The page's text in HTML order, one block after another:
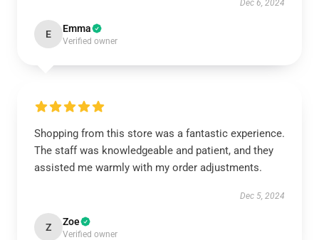
Dec 6, 2024
E Emma
Verified owner
Shopping from this store was a fantastic experience.
The staff was knowledgeable and patient, and they
assisted me warmly with my order adjustments.
Dec 5, 2024
Z Zoe
Verified owner